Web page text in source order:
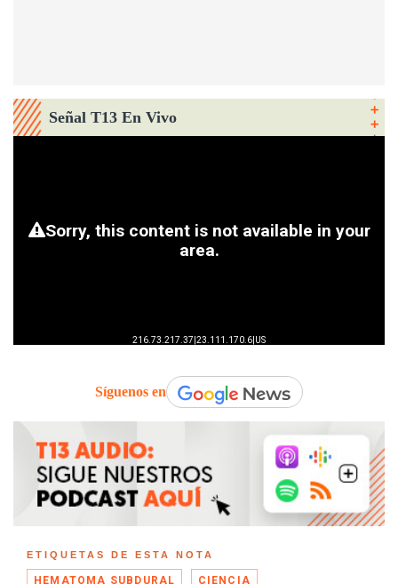
Señal T13 En Vivo
Síguenos en
ETIQUETAS DE ESTA NOTA
HEMATOMA SUBDURAL CIENCIA